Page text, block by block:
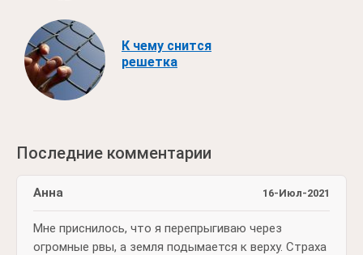
К чему снится
решетка
Последние комментарии
16-Июл-2021
Анна
Мне приснилось, что я перепрыгиваю через
огромные рвы, а земля подымается к верху. Страха